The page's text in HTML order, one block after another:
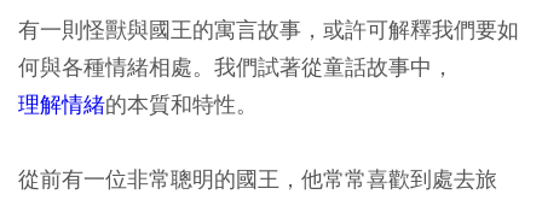
有一則怪獸與國王的寓言故事，或許可解釋我們要如
何與各種情緒相處。我們試著從童話故事中，
理解情緒的本質和特性。
從前有一位非常聰明的國王，他常常喜歡到處去旅